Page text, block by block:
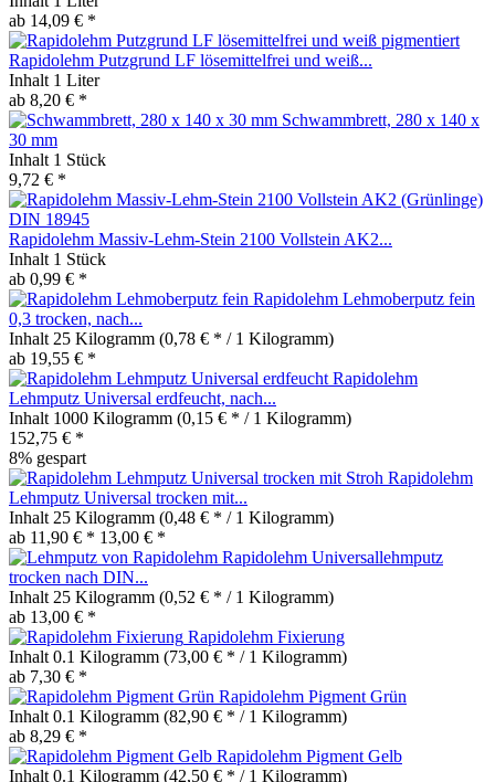
ab 14,09 € *
Rapidolehm Putzgrund LF lösemittelfrei und weiß...
Inhalt 1 Liter
ab 8,20 € *
Schwammbrett, 280 x 140 x
30 mm
Inhalt 1 Stück
9,72 € *
Rapidolehm Massiv-Lehm-Stein 2100 Vollstein AK2...
Inhalt 1 Stück
ab 0,99 € *
Rapidolehm Lehmoberputz fein
0,3 trocken, nach...
Inhalt 25 Kilogramm (0,78 € * / 1 Kilogramm)
ab 19,55 € *
Rapidolehm
Lehmputz Universal erdfeucht, nach...
Inhalt 1000 Kilogramm (0,15 € * / 1 Kilogramm)
152,75 € *
8% gespart
Rapidolehm
Lehmputz Universal trocken mit...
Inhalt 25 Kilogramm (0,48 € * / 1 Kilogramm)
ab 11,90 € * 13,00 € *
Rapidolehm Universallehmputz
trocken nach DIN...
Inhalt 25 Kilogramm (0,52 € * / 1 Kilogramm)
ab 13,00 € *
Rapidolehm Fixierung
Inhalt 0.1 Kilogramm (73,00 € * / 1 Kilogramm)
ab 7,30 € *
Rapidolehm Pigment Grün
Inhalt 0.1 Kilogramm (82,90 € * / 1 Kilogramm)
ab 8,29 € *
Rapidolehm Pigment Gelb
Inhalt 0.1 Kilogramm (42,50 € * / 1 Kilogramm)